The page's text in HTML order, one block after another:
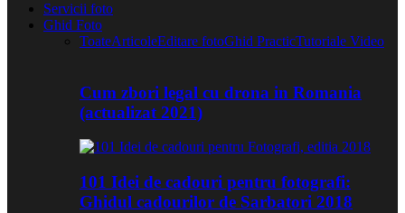
Servicii foto
Ghid Foto
ToateArticoleEditare fotoGhid PracticTutoriale Video
Cum zbori legal cu drona in Romania
(actualizat 2021)
101 Idei de cadouri pentru fotografi:
Ghidul cadourilor de Sarbatori 2018